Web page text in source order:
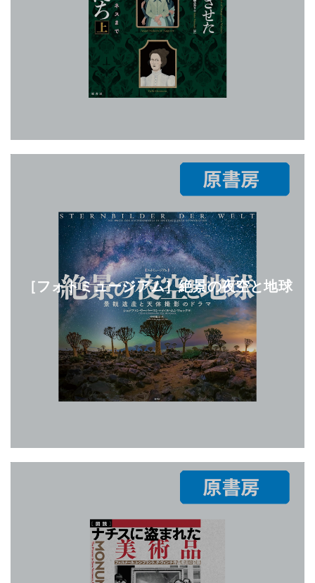
［フォトミュージアム］絶景の夜空と地球